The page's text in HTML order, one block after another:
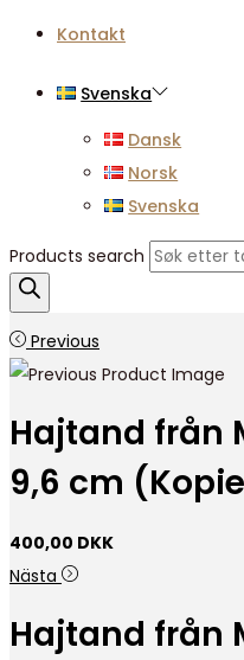
Kontakt
Svenska
Dansk
Norsk
Svenska
Products search
Previous
Hajtand från
9,6 cm
400,00 DKK
Nästa
Hajtand från